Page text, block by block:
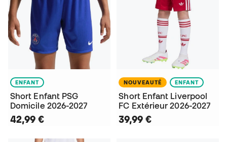
ENFANT
Short Enfant PSG
Domicile 2026-2027
42,99 €
NOUVEAUTÉ ENFANT
Short Enfant Liverpool
FC Extérieur 2026-2027
39,99 €